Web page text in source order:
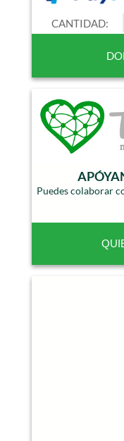
CANTIDAD:
Puedes colaborar